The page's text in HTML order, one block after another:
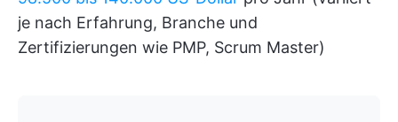
je nach Erfahrung, Branche und
Zertifizierungen wie PMP, Scrum Master)